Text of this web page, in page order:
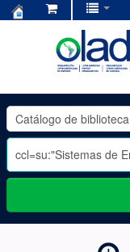
OLADE
-